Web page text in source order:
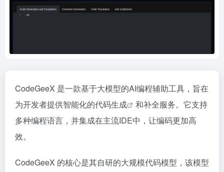
CodeGeeX 是一款基于大模型的AI编程辅助工具，旨在
为开发者提供智能化的代码生成
和补全服务。它支持
多种编程语言，并集成在主流IDE中，让编码更加高
效。
CodeGeeX 的核心是其自研的大规模代码模型，该模型